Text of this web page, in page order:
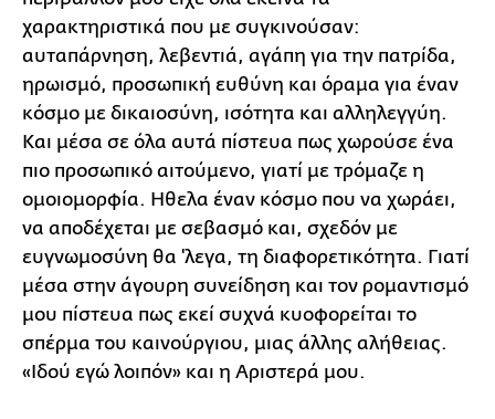
χαρακτηριστικά που με συγκινούσαν:
αυταπάρνηση, λεβεντιά, αγάπη για την πατρίδα,
ηρωισμό, προσωπική ευθύνη και όραμα για έναν
κόσμο με δικαιοσύνη, ισότητα και αλληλεγγύη.
Και μέσα σε όλα αυτά πίστευα πως χωρούσε ένα
πιο προσωπικό αιτούμενο, γιατί με τρόμαζε η
ομοιομορφία. Ηθελα έναν κόσμο που να χωράει,
να αποδέχεται με σεβασμό και, σχεδόν με
ευγνωμοσύνη θα 'λεγα, τη διαφορετικότητα. Γιατί
μέσα στην άγουρη συνείδηση και τον ρομαντισμό
μου πίστευα πως εκεί συχνά κυοφορείται το
σπέρμα του καινούργιου, μιας άλλης αλήθειας.
«Ιδού εγώ λοιπόν» και η Αριστερά μου.